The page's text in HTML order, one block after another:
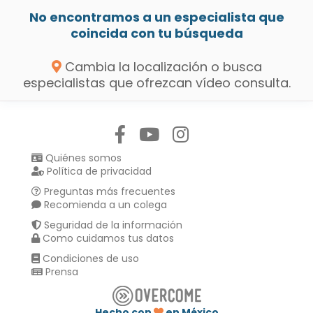
No encontramos a un especialista que
coincida con tu búsqueda
Cambia la localización o busca
especialistas que ofrezcan vídeo consulta.
Quiénes somos
Política de privacidad
Preguntas más frecuentes
Recomienda a un colega
Seguridad de la información
Como cuidamos tus datos
Condiciones de uso
Prensa